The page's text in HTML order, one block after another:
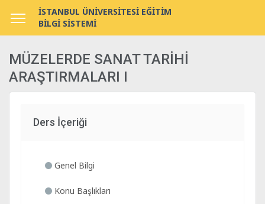
İSTANBUL ÜNİVERSİTESİ EĞİTİM
BİLGİ SİSTEMİ
MÜZELERDE SANAT TARİHİ
ARAŞTIRMALARI I
Ders İçeriği
Genel Bilgi
Konu Başlıkları